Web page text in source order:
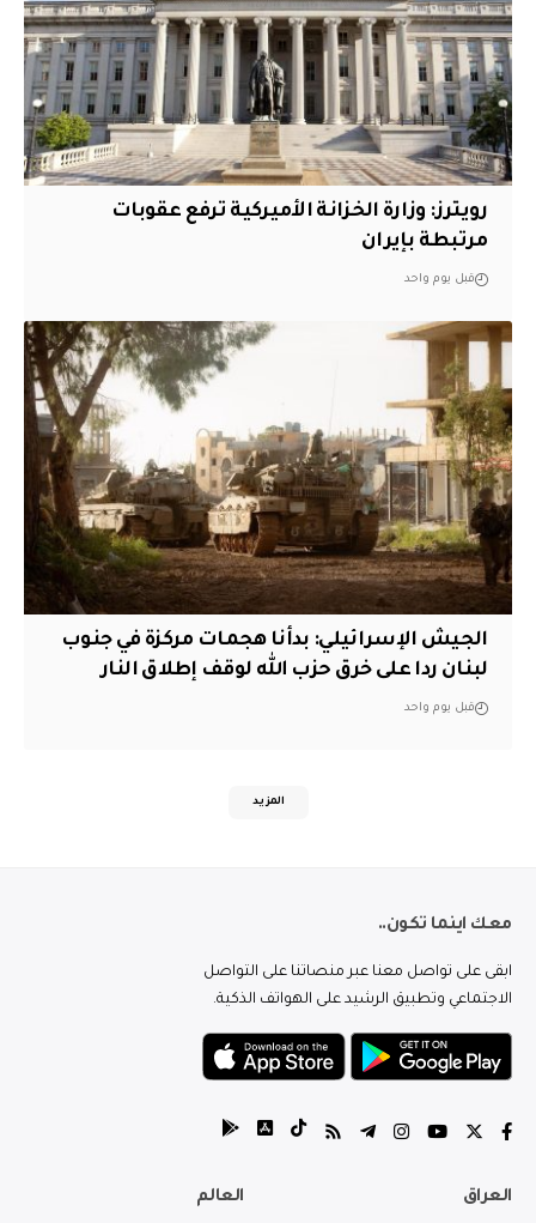
‏رويترز: وزارة الخزانة الأميركية ترفع عقوبات
مرتبطة بإيران
قبل يوم واحد
الجيش الإسرائيلي: بدأنا هجمات مركزة في جنوب
لبنان ردا على خرق حزب الله لوقف إطلاق النار
قبل يوم واحد
المزيد
معك اينما تكون..
ابقى على تواصل معنا عبر منصاتنا على التواصل
الاجتماعي وتطبيق الرشيد على الهواتف الذكية.
العراق العالم